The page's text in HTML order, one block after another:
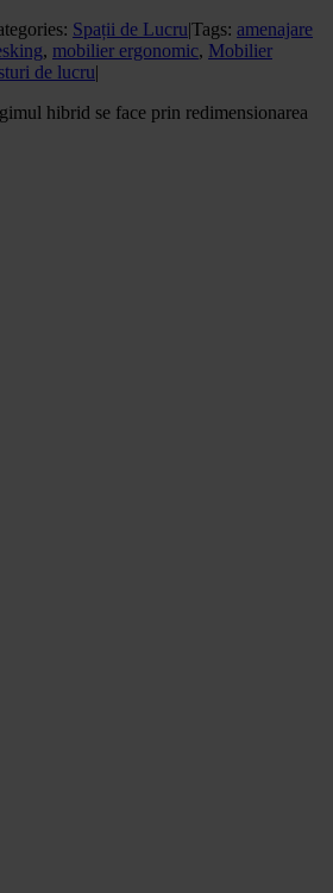
Spații de Lucru|Tags: amenajare
, mobilier ergonomic, Mobilier
de lucru|
hibrid se face prin redimensionarea